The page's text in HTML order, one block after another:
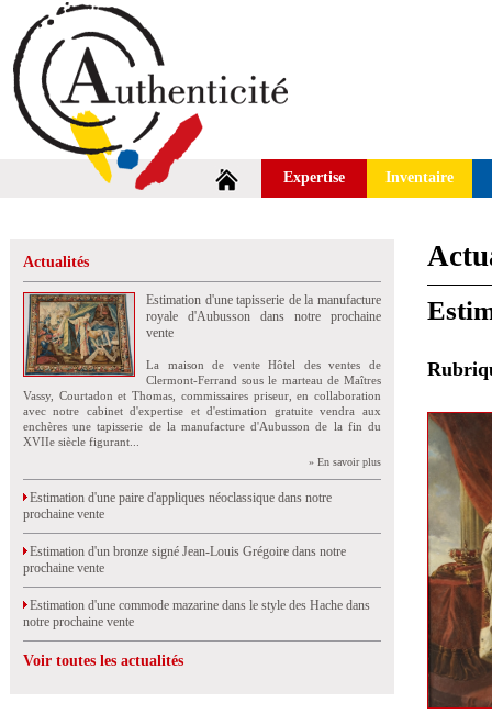
Expertise Inventaire
Actualités
Estimation d'une tapisserie de la manufacture
royale d'Aubusson dans notre prochaine
vente
La maison de vente Hôtel des ventes de
Clermont-Ferrand sous le marteau de Maîtres
Vassy, Courtadon et Thomas, commissaires priseur, en collaboration
avec notre cabinet d'expertise et d'estimation gratuite vendra aux
enchères une tapisserie de la manufacture d'Aubusson de la fin du
XVIIe siècle figurant...
» En savoir plus
Estimation d'une paire d'appliques néoclassique dans notre
prochaine vente
Estimation d'un bronze signé Jean-Louis Grégoire dans notre
prochaine vente
Estimation d'une commode mazarine dans le style des Hache dans
notre prochaine vente
Voir toutes les actualités